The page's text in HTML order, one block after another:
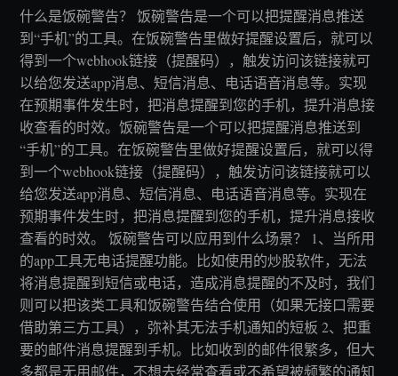
什么是饭碗警告？ 饭碗警告是一个可以把提醒消息推送
到“手机”的工具。在饭碗警告里做好提醒设置后，就可以
得到一个webhook链接（提醒码），触发访问该链接就可
以给您发送app消息、短信消息、电话语音消息等。实现
在预期事件发生时，把消息提醒到您的手机，提升消息接
收查看的时效。饭碗警告是一个可以把提醒消息推送到
“手机”的工具。在饭碗警告里做好提醒设置后，就可以得
到一个webhook链接（提醒码），触发访问该链接就可以
给您发送app消息、短信消息、电话语音消息等。实现在
预期事件发生时，把消息提醒到您的手机，提升消息接收
查看的时效。 饭碗警告可以应用到什么场景？ 1、当所用
的app工具无电话提醒功能。比如使用的炒股软件，无法
将消息提醒到短信或电话，造成消息提醒的不及时，我们
则可以把该类工具和饭碗警告结合使用（如果无接口需要
借助第三方工具），弥补其无法手机通知的短板 2、把重
要的邮件消息提醒到手机。比如收到的邮件很繁多，但大
多都是无用邮件，不想去经常查看或不希望被频繁的通知